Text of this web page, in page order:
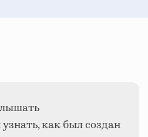
как был создан